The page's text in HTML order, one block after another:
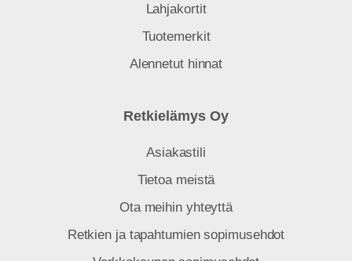
Lahjakortit
Tuotemerkit
Alennetut hinnat
Retkielämys Oy
Asiakastili
Tietoa meistä
Ota meihin yhteyttä
Retkien ja tapahtumien sopimusehdot